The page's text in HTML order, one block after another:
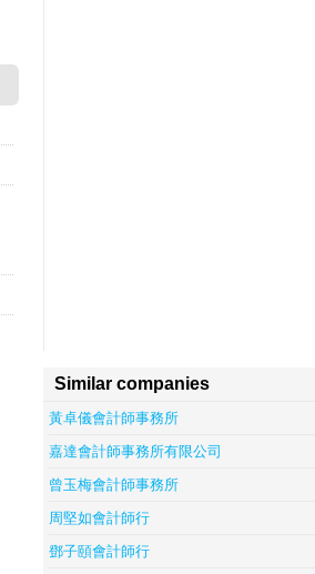
Similar companies
黃卓儀會計師事務所
嘉達會計師事務所有限公司
曾玉梅會計師事務所
周堅如會計師行
鄧子頤會計師行